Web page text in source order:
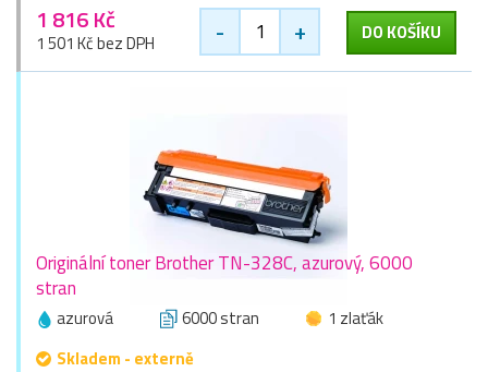
1 816 Kč
1 501 Kč bez DPH - + DO KOŠÍKU
Originální toner Brother TN-328C, azurový, 6000
stran
azurová 6000 stran
1 zlaťák
Skladem - externě